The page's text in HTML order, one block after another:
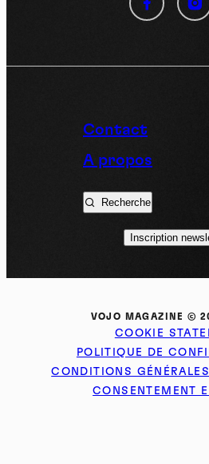
Contact
A propos
Recherche
Inscription
VOJO MAGAZINE ©
COOKIE
POLITIQUE DE
CONDITIONS
CONSENTEMENT